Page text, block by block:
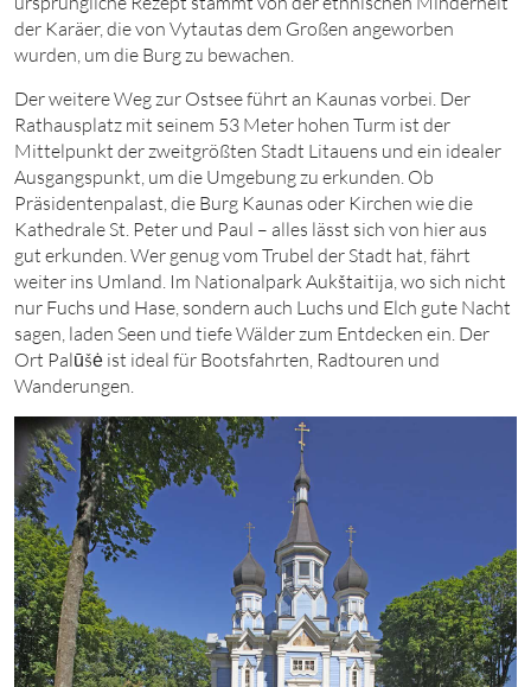
der Karäer, die von Vytautas dem Großen angeworben
wurden, um die Burg zu bewachen.
Der weitere Weg zur Ostsee führt an Kaunas vorbei. Der
Rathausplatz mit seinem 53 Meter hohen Turm ist der
Mittelpunkt der zweitgrößten Stadt Litauens und ein idealer
Ausgangspunkt, um die Umgebung zu erkunden. Ob
Präsidentenpalast, die Burg Kaunas oder Kirchen wie die
Kathedrale St. Peter und Paul – alles lässt sich von hier aus
gut erkunden. Wer genug vom Trubel der Stadt hat, fährt
weiter ins Umland. Im Nationalpark Aukštaitija, wo sich nicht
nur Fuchs und Hase, sondern auch Luchs und Elch gute Nacht
sagen, laden Seen und tiefe Wälder zum Entdecken ein. Der
Ort Palūšė ist ideal für Bootsfahrten, Radtouren und
Wanderungen.